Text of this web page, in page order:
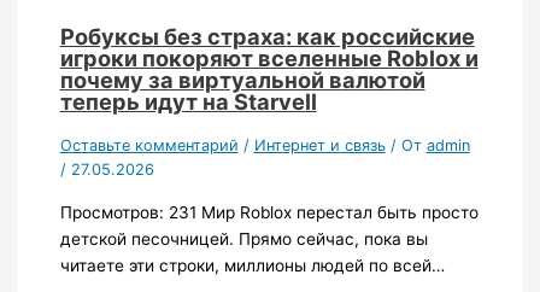
Робуксы без страха: как российские
игроки покоряют вселенные Roblox и
почему за виртуальной валютой
теперь идут на Starvell
Оставьте комментарий / Интернет и связь/ От admin
/ 27.05.2026
Просмотров: 231 Мир Roblox перестал быть просто
детской песочницей. Прямо сейчас, пока вы
читаете эти строки, миллионы людей по всей…